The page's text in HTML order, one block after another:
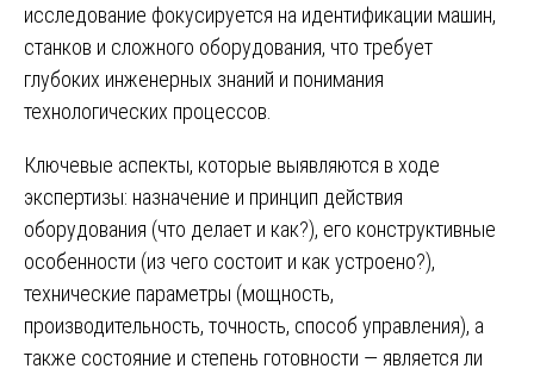
исследование фокусируется на идентификации машин,
станков и сложного оборудования, что требует
глубоких инженерных знаний и понимания
технологических процессов.
Ключевые аспекты, которые выявляются в ходе
экспертизы: назначение и принцип действия
оборудования (что делает и как?), его конструктивные
особенности (из чего состоит и как устроено?),
технические параметры (мощность,
производительность, точность, способ управления), а
также состояние и степень готовности — является ли